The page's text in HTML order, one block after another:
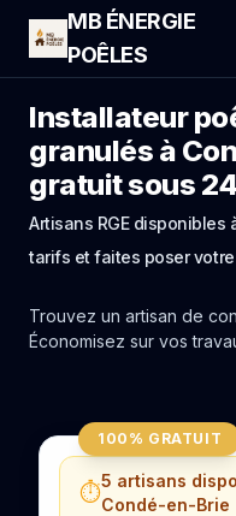
MB ÉNERGIE
POÊLES
Installateur
granulés à
gratuit sous
Artisans RGE
tarifs et faites poser
Trouvez un artisan de
Économisez sur vos
100% GRATUIT
⏱️5 artisans
Condé-en-Brie